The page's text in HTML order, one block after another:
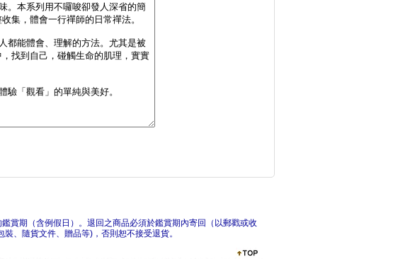
賞期（含例假日）。退回之商品必須於鑑賞期內寄回（以郵戳或收
、隨貨文件、贈品等)，否則恕不接受退貨。